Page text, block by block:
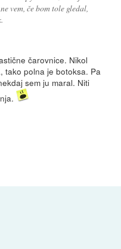
vem, če bom tole gledal,
čarovnice. Nikol
tako polna je botoksa. Pa
sem ju maral. Niti